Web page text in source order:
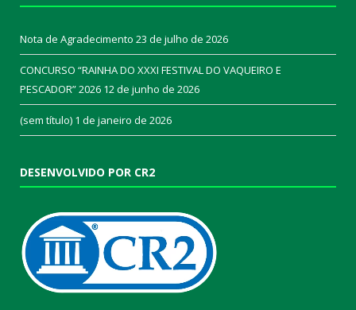
Nota de Agradecimento 23 de julho de 2026
CONCURSO “RAINHA DO XXXI FESTIVAL DO VAQUEIRO E
PESCADOR” 2026 12 de junho de 2026
(sem título) 1 de janeiro de 2026
DESENVOLVIDO POR CR2